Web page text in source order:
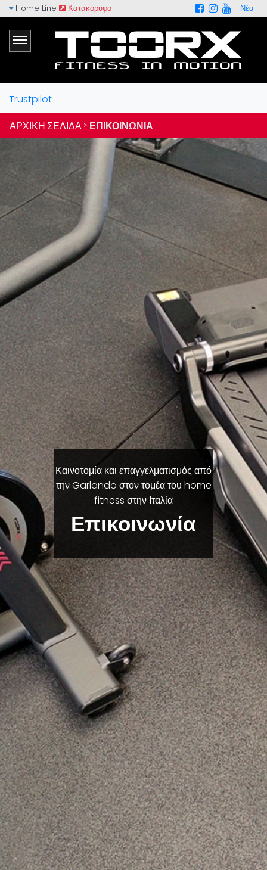
Home Line Κατακόρυφο | Νέα |
Trustpilot
ΑΡΧΙΚΉ ΣΕΛΊΔΑ > ΕΠΙΚΟΙΝΩΝΊΑ
Καινοτομία και επαγγελματισμός από
την Garlando στον τομέα του home
fitness στην Ιταλία
Επικοινωνία